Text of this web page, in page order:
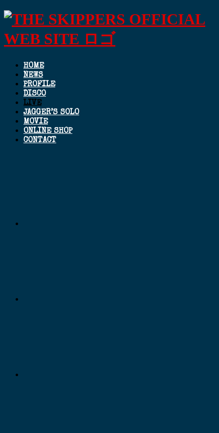
HOME
NEWS
PROFILE
DISCO
LIVE
JAGGER’S SOLO
MOVIE
ONLINE SHOP
CONTACT